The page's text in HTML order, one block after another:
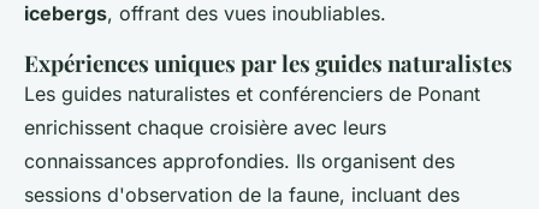
icebergs, offrant des vues inoubliables.
Expériences uniques par les guides naturalistes
Les guides naturalistes et conférenciers de Ponant
enrichissent chaque croisière avec leurs
connaissances approfondies. Ils organisent des
sessions d'observation de la faune, incluant des